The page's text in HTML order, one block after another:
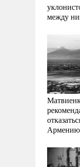
между
Армению